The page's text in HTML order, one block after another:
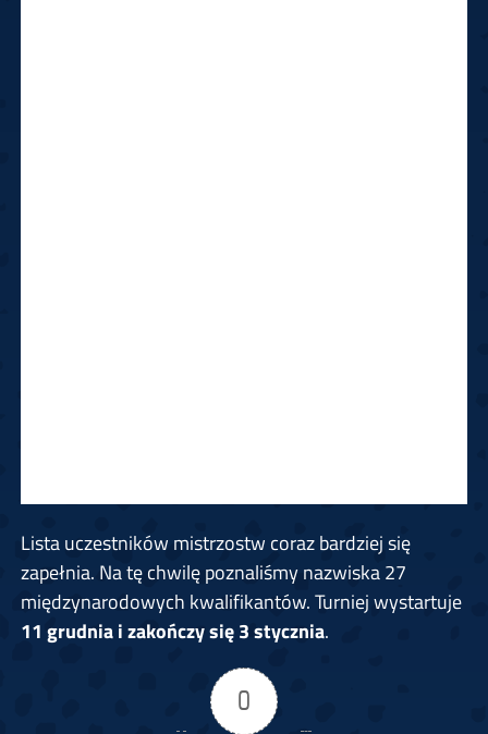
Lista uczestników mistrzostw coraz bardziej się
zapełnia. Na tę chwilę poznaliśmy nazwiska 27
międzynarodowych kwalifikantów. Turniej wystartuje
11 grudnia i zakończy się 3 stycznia.
0